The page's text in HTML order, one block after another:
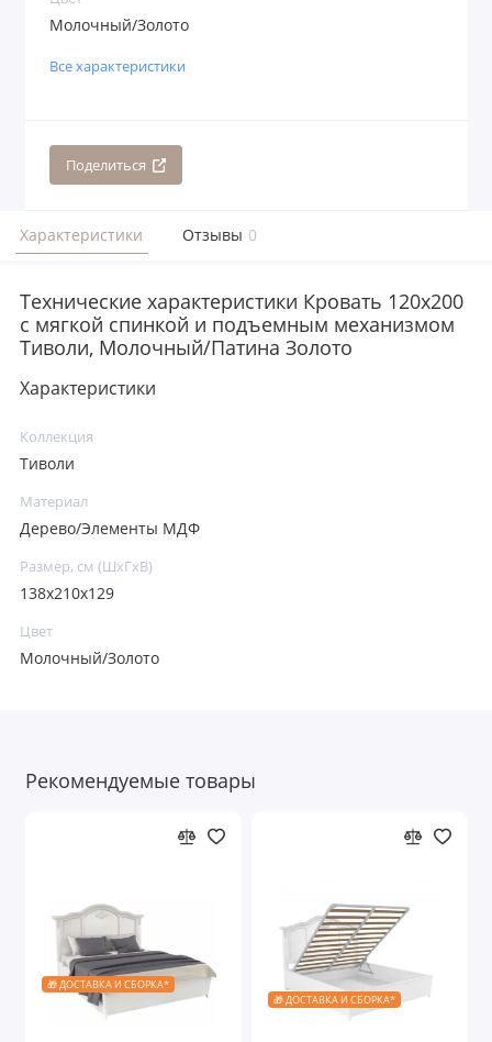
Молочный/Золото
Все характеристики
Поделиться
Характеристики Отзывы 0
Технические характеристики Кровать 120x200
с мягкой спинкой и подъемным механизмом
Тиволи, Молочный/Патина Золото
Характеристики
Коллекция
Тиволи
Материал
Дерево/Элементы МДФ
Размер, см (ШхГхВ)
138x210x129
Цвет
Молочный/Золото
Рекомендуемые товары
🎁 ДОСТАВКА И СБОРКА*
🎁 ДОСТАВКА И СБОРКА*